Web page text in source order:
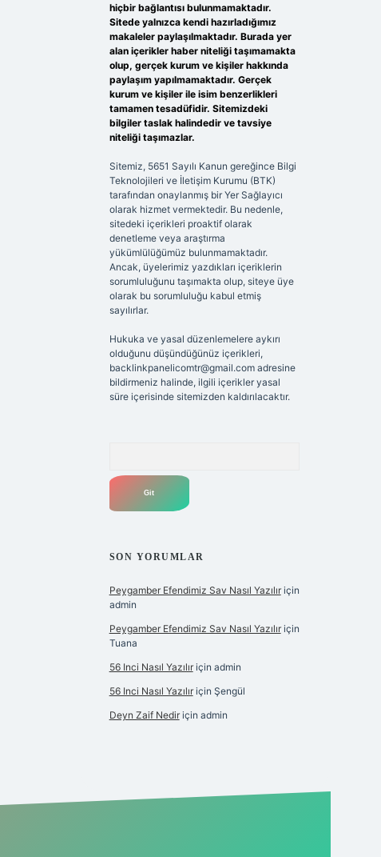
hiçbir bağlantısı bulunmamaktadır.
Sitede yalnızca kendi hazırladığımız
makaleler paylaşılmaktadır. Burada yer
alan içerikler haber niteliği taşımamakta
olup, gerçek kurum ve kişiler hakkında
paylaşım yapılmamaktadır. Gerçek
kurum ve kişiler ile isim benzerlikleri
tamamen tesadüfidir. Sitemizdeki
bilgiler taslak halindedir ve tavsiye
niteliği taşımazlar.
Sitemiz, 5651 Sayılı Kanun gereğince Bilgi
Teknolojileri ve İletişim Kurumu (BTK)
tarafından onaylanmış bir Yer Sağlayıcı
olarak hizmet vermektedir. Bu nedenle,
sitedeki içerikleri proaktif olarak
denetleme veya araştırma
yükümlülüğümüz bulunmamaktadır.
Ancak, üyelerimiz yazdıkları içeriklerin
sorumluluğunu taşımakta olup, siteye üye
olarak bu sorumluluğu kabul etmiş
sayılırlar.
Hukuka ve yasal düzenlemelere aykırı
olduğunu düşündüğünüz içerikleri,
backlinkpanelicomtr@gmail.comadresine
bildirmeniz halinde, ilgili içerikler yasal
süre içerisinde sitemizden kaldırılacaktır.
SON YORUMLAR
Peygamber Efendimiz Sav Nasıl Yazılıriçin
admin
Peygamber Efendimiz Sav Nasıl Yazılıriçin
Tuana
56 Inci Nasıl Yazılıriçin admin
56 Inci Nasıl Yazılıriçin Şengül
Deyn Zaif Nediriçin admin